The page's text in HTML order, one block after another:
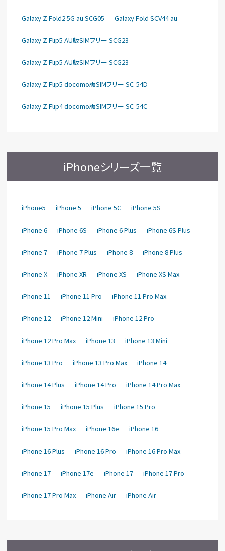
Galaxy Z Fold2 5G au SCG05 Galaxy Fold SCV44 au
Galaxy Z Flip5 AU版SIMフリー SCG23
Galaxy Z Flip5 AU版SIMフリー SCG23
Galaxy Z Flip5 docomo版SIMフリー SC-54D
Galaxy Z Flip4 docomo版SIMフリー SC-54C
iPhoneシリーズ一覧
iPhone5 iPhone 5 iPhone 5C iPhone 5S
iPhone 6 iPhone 6S iPhone 6 Plus iPhone 6S Plus
iPhone 7 iPhone 7 Plus iPhone 8 iPhone 8 Plus
iPhone X iPhone XR iPhone XS iPhone XS Max
iPhone 11 iPhone 11 Pro iPhone 11 Pro Max
iPhone 12 iPhone 12 Mini iPhone 12 Pro
iPhone 12 Pro Max iPhone 13 iPhone 13 Mini
iPhone 13 Pro iPhone 13 Pro Max iPhone 14
iPhone 14 Plus iPhone 14 Pro iPhone 14 Pro Max
iPhone 15 iPhone 15 Plus iPhone 15 Pro
iPhone 15 Pro Max iPhone 16e iPhone 16
iPhone 16 Plus iPhone 16 Pro iPhone 16 Pro Max
iPhone 17 iPhone 17e iPhone 17 iPhone 17 Pro
iPhone 17 Pro Max iPhone Air iPhone Air